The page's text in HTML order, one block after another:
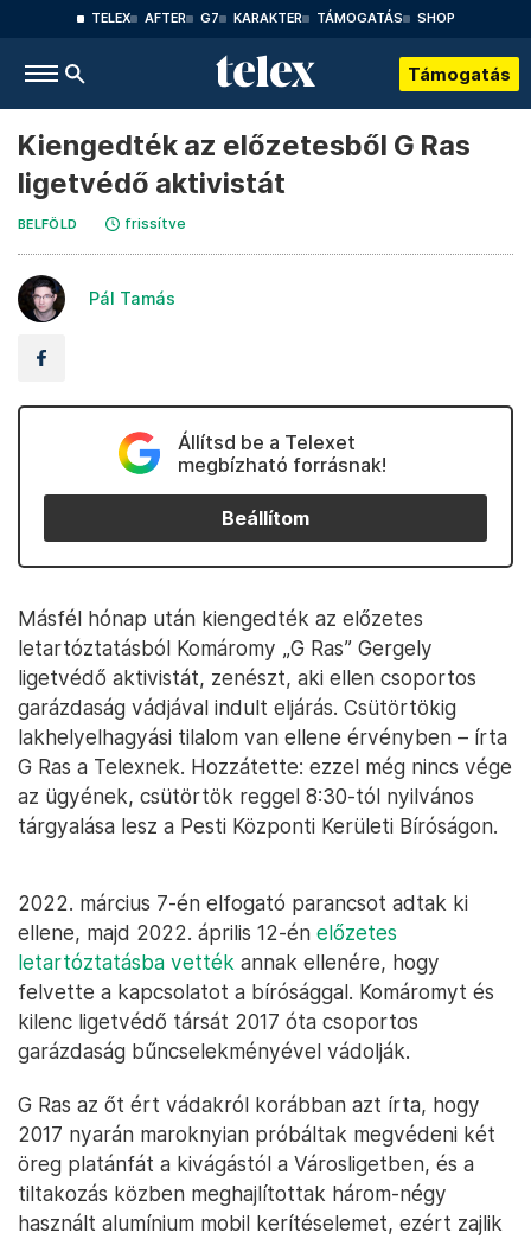
TELEX AFTER G7 KARAKTER TÁMOGATÁS SHOP
Támogatás
Kiengedték az előzetesből G Ras
ligetvédő aktivistát
BELFÖLD frissítve
Pál Tamás
Állítsd be a Telexet
megbízható forrásnak!
Beállítom
Másfél hónap után kiengedték az előzetes
letartóztatásból Komáromy „G Ras” Gergely
ligetvédő aktivistát, zenészt, aki ellen csoportos
garázdaság vádjával indult eljárás. Csütörtökig
lakhelyelhagyási tilalom van ellene érvényben – írta
G Ras a Telexnek. Hozzátette: ezzel még nincs vége
az ügyének, csütörtök reggel 8:30-tól nyilvános
tárgyalása lesz a Pesti Központi Kerületi Bíróságon.
2022. március 7-én elfogató parancsot adtak ki
ellene, majd 2022. április 12-én előzetes
letartóztatásba vették annak ellenére, hogy
felvette a kapcsolatot a bírósággal. Komáromyt és
kilenc ligetvédő társát 2017 óta csoportos
garázdaság bűncselekményével vádolják.
G Ras az őt ért vádakról korábban azt írta, hogy
2017 nyarán maroknyian próbáltak megvédeni két
öreg platánfát a kivágástól a Városligetben, és a
tiltakozás közben meghajlítottak három-négy
használt alumínium mobil kerítéselemet, ezért zajlik